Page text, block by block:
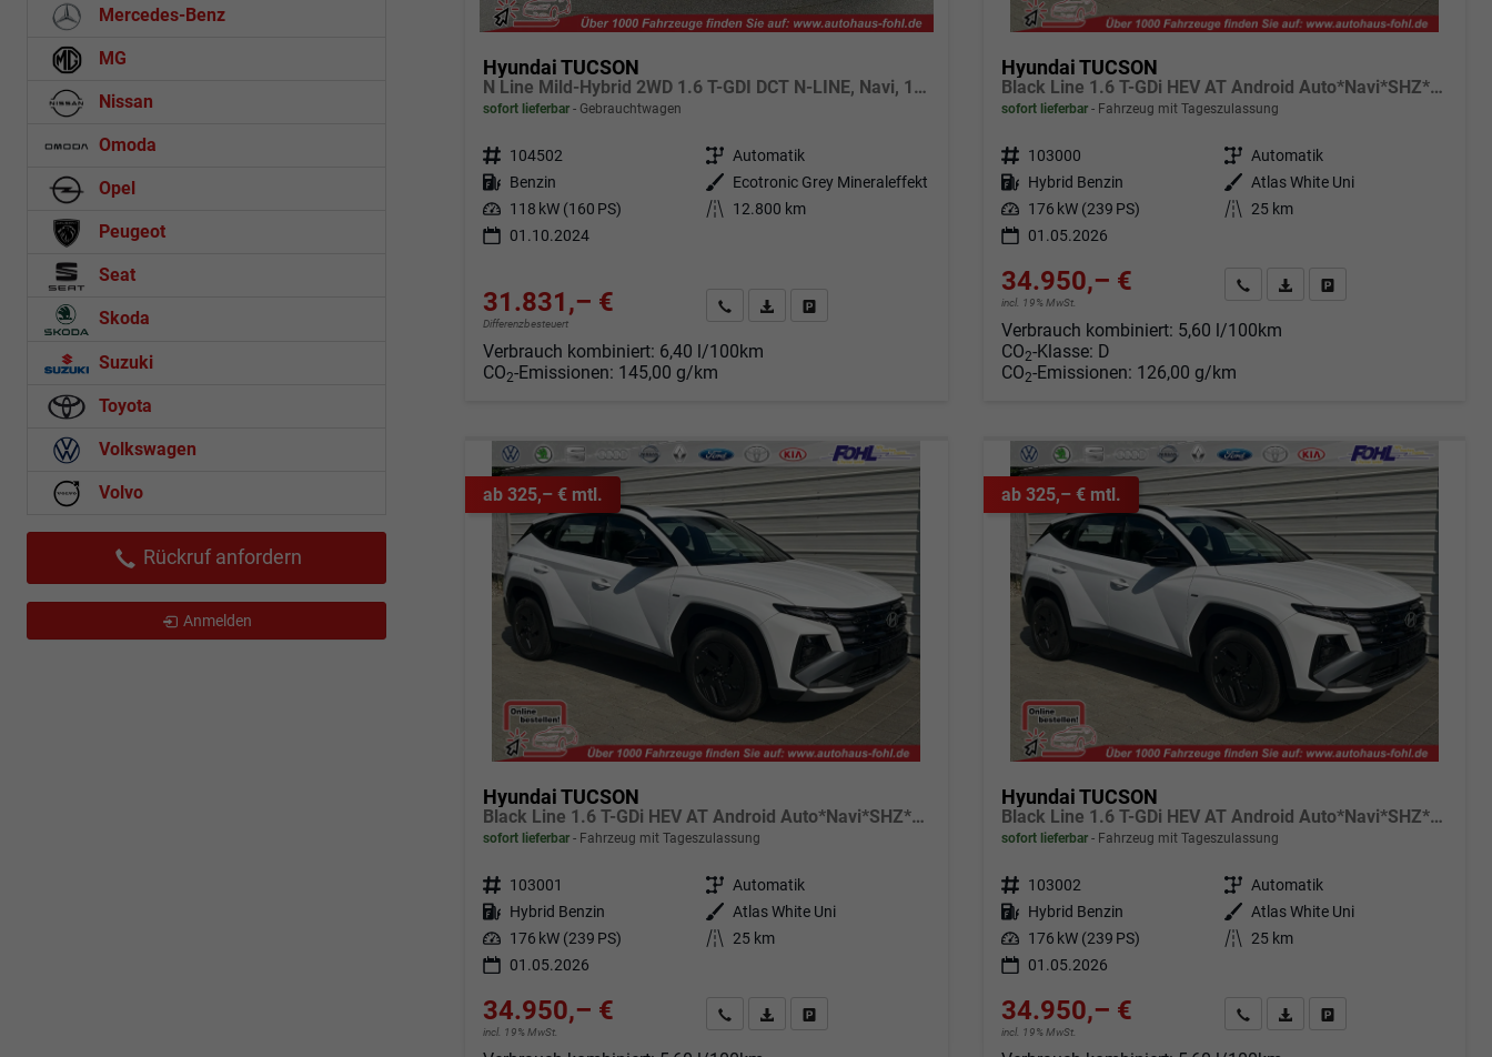
Hyundai TUCSON
N Line Mild-Hybrid 2WD 1.6 T-GDI DCT N-LINE, Navi, 19-Zoll, Teilleder
sofort lieferbar Gebrauchtwagen
Fahrzeugnr. 104502 Getriebe Automatik
Kraftstoff Benzin Außenfarbe
Ecotronic Grey Mineraleffekt
Leistung 118 kW (160 PS) Kilometerstand
12.800 km
01.10.2024
31.831,– €
Differenzbesteuert
Angebot anfordern
Fahrzeugexpose (PDF)
Verbrauch kombiniert: 6,40 l/100km
CO2-Emissionen: 145,00 g/km
Hyundai TUCSON
Black Line 1.6 T-GDi HEV AT Android Auto*Navi*SHZ*Kamera*2Z Klimaauto*
sofort lieferbar Fahrzeug mit Tageszulassung
Fahrzeugnr. 103000 Getriebe Automatik
Kraftstoff Hybrid Benzin Außenfarbe Atlas White Uni
Leistung 176 kW (239 PS) Kilometerstand 25 km
01.05.2026
34.950,– €
incl. 19% MwSt.
Angebot anfordern
Fahrzeugexpose (PDF)
Fahrzeug parken
Verbrauch kombiniert: 5,60 l/100km
CO2-Klasse: D
CO2-Emissionen: 126,00 g/km
ab 325,– € mtl.
Hyundai TUCSON
Black Line 1.6 T-GDi HEV AT Android Auto*Navi*SHZ*Kamera*2Z Klimaauto*
sofort lieferbar Fahrzeug mit Tageszulassung
Fahrzeugnr. 103001 Getriebe Automatik
Kraftstoff Hybrid Benzin Außenfarbe Atlas White Uni
Leistung 176 kW (239 PS) Kilometerstand 25 km
01.05.2026
34.950,– €
incl. 19% MwSt.
Angebot anfordern
Fahrzeugexpose (PDF)
ab 325,– € mtl.
Hyundai TUCSON
Black Line 1.6 T-GDi HEV AT Android Auto*Navi*SHZ*Kamera*2Z Klimaauto*
sofort lieferbar Fahrzeug mit Tageszulassung
Fahrzeugnr. 103002 Getriebe Automatik
Kraftstoff Hybrid Benzin Außenfarbe Atlas White Uni
Leistung 176 kW (239 PS) Kilometerstand 25 km
01.05.2026
34.950,– €
incl. 19% MwSt.
Angebot anfordern
Fahrzeugexpose (PDF)
Fahrzeug parken
Mercedes-Benz
MG
Nissan
Omoda
Opel
Peugeot
Seat
Skoda
Suzuki
Toyota
Volkswagen
Volvo
Rückruf anfordern
Anmelden